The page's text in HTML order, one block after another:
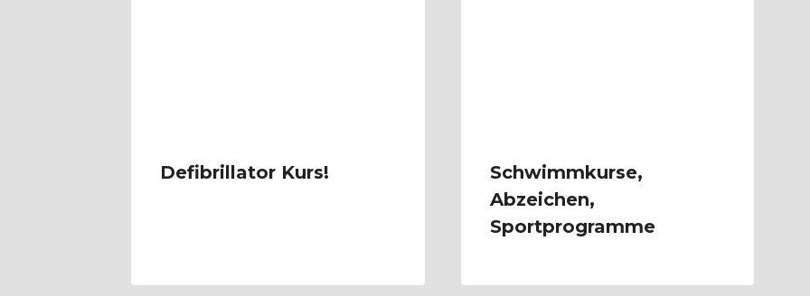
Defibrillator Kurs!
Schwimmkurse,
Abzeichen,
Sportprogramme